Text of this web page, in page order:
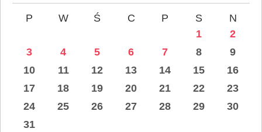
P W Ś C P S
N
1
2
3
4 5 6 7 8
9
10
11 12 13 14 15
16
17
18 19 20 21 22
23
24
25 26 27 28 29
30
31